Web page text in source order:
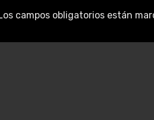
campos obligatorios están